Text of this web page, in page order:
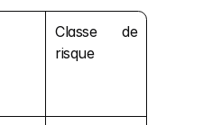
Classe de
risque